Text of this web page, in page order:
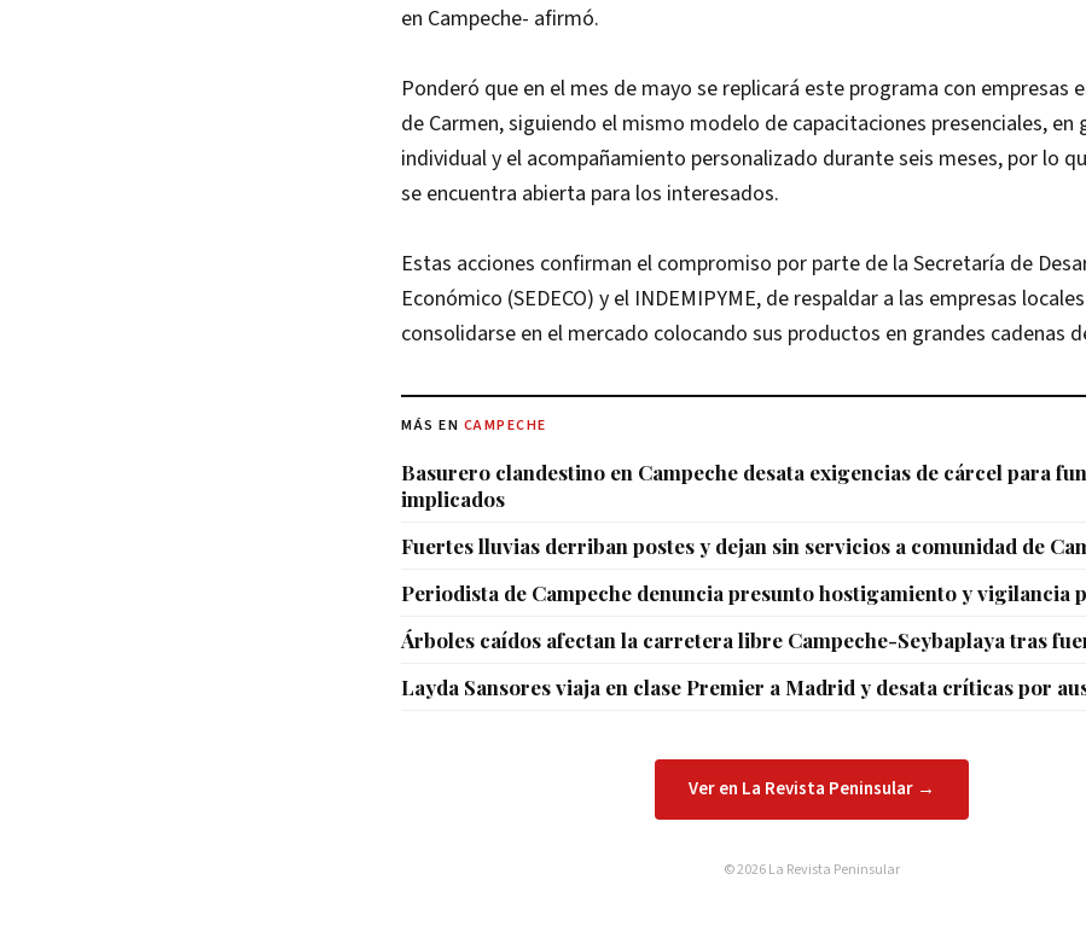
en Campeche- afirmó.
Ponderó que en el mes de mayo se replicará este programa con empresas
de Carmen, siguiendo el mismo modelo de capacitaciones presenciales, en
individual y el acompañamiento personalizado durante seis meses, por lo
se encuentra abierta para los interesados.
Estas acciones confirman el compromiso por parte de la Secretaría de
Económico (SEDECO) y el INDEMIPYME, de respaldar a las empresas
consolidarse en el mercado colocando sus productos en grandes cadenas
MÁS EN CAMPECHE
Basurero clandestino en Campeche desata exigencias de cárcel para
implicados
Fuertes lluvias derriban postes y dejan sin servicios a comunidad de
Periodista de Campeche denuncia presunto hostigamiento y vigilancia
Árboles caídos afectan la carretera libre Campeche-Seybaplaya tras
Layda Sansores viaja en clase Premier a Madrid y desata críticas por
Ver en La Revista Peninsular →
© 2026 La Revista Peninsular